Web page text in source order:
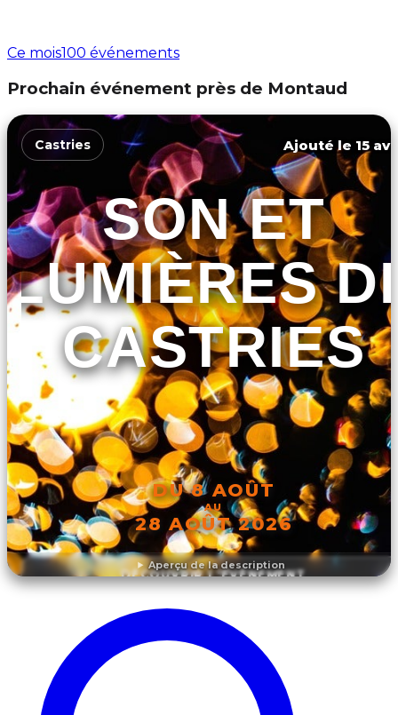
Ce mois100 événements
Prochain événement près de Montaud
Aperçu de la description
Castries Ajouté le 15
SON ET
LUMIÈRES
CASTRIES
DU 8 AOÛT
AU
28 AOÛT 2026
DÉCOUVRIR L'ÉVÉNEMENT